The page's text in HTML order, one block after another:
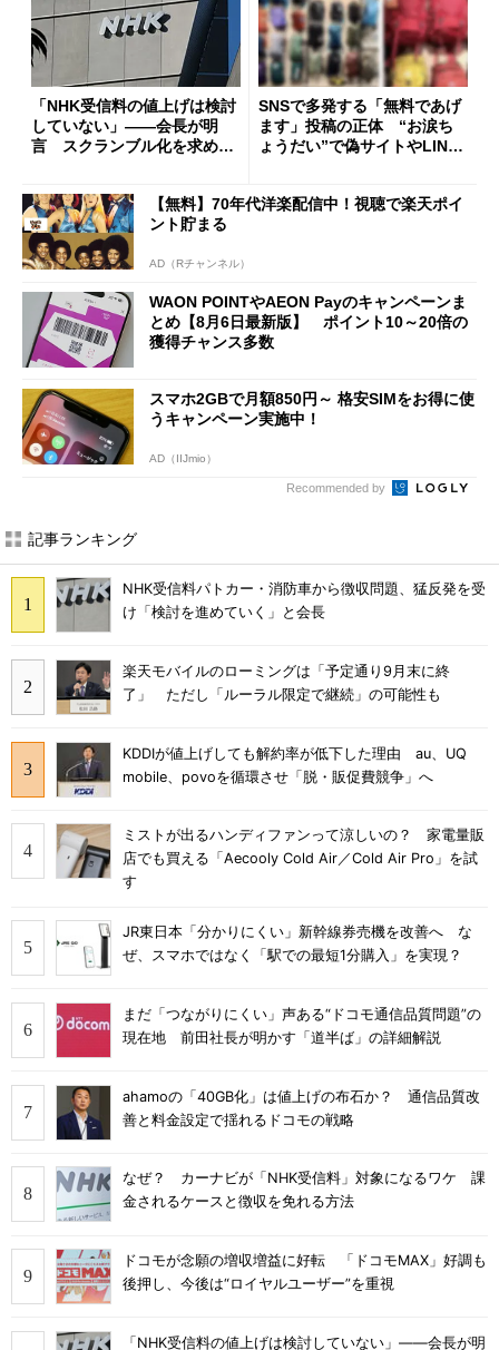
「NHK受信料の値上げは検討
していない」――会長が明
言 スクランブル化を求める
SNSで多発する「無料であげ
ます」投稿の正体 “お涙ち
ょうだい”で偽サイトやLINE
【無料】70年代洋楽配信中！視聴で楽天ポイ
ント貯まる
AD（Rチャンネル）
WAON POINTやAEON Payのキャンペーンま
とめ【8月6日最新版】 ポイント10～20倍の
獲得チャンス多数
スマホ2GBで月額850円～ 格安SIMをお得に使
うキャンペーン実施中！
AD（IIJmio）
Recommended by
記事ランキング
NHK受信料パトカー・消防車から徴収問題、猛反発を受
け「検討を進めていく」と会長
楽天モバイルのローミングは「予定通り9月末に終
了」 ただし「ルーラル限定で継続」の可能性も
KDDIが値上げしても解約率が低下した理由 au、UQ
mobile、povoを循環させ「脱・販促費競争」へ
ミストが出るハンディファンって涼しいの？ 家電量販
店でも買える「Aecooly Cold Air／Cold Air Pro」を試
す
JR東日本「分かりにくい」新幹線券売機を改善へ な
ぜ、スマホではなく「駅での最短1分購入」を実現？
まだ「つながりにくい」声ある“ドコモ通信品質問題”の
現在地 前田社長が明かす「道半ば」の詳細解説
ahamoの「40GB化」は値上げの布石か？ 通信品質改
善と料金設定で揺れるドコモの戦略
なぜ？ カーナビが「NHK受信料」対象になるワケ 課
金されるケースと徴収を免れる方法
ドコモが念願の増収増益に好転 「ドコモMAX」好調も
後押し、今後は“ロイヤルユーザー”を重視
「NHK受信料の値上げは検討していない」――会長が明